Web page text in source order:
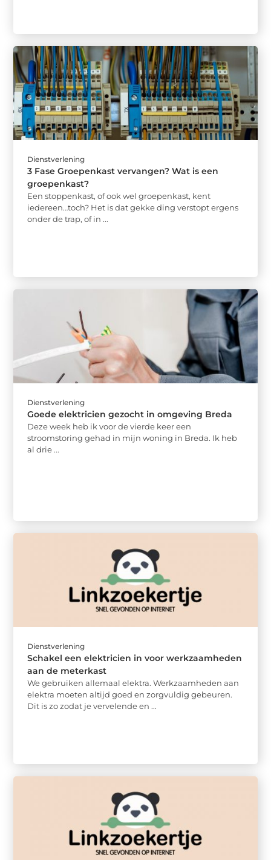
Dienstverlening
3 Fase Groepenkast vervangen? Wat is een
groepenkast?
Een stoppenkast, of ook wel groepenkast, kent
iedereen…toch? Het is dat gekke ding verstopt ergens
onder de trap, of in ...
Dienstverlening
Goede elektricien gezocht in omgeving Breda
Deze week heb ik voor de vierde keer een
stroomstoring gehad in mijn woning in Breda. Ik heb
al drie ...
Dienstverlening
Schakel een elektricien in voor werkzaamheden
aan de meterkast
We gebruiken allemaal elektra. Werkzaamheden aan
elektra moeten altijd goed en zorgvuldig gebeuren.
Dit is zo zodat je vervelende en ...